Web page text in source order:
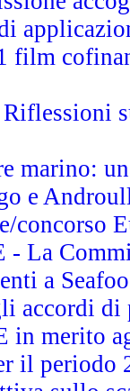
film
marino:
e
concorso
La
a
accordi
in merito
il periodo